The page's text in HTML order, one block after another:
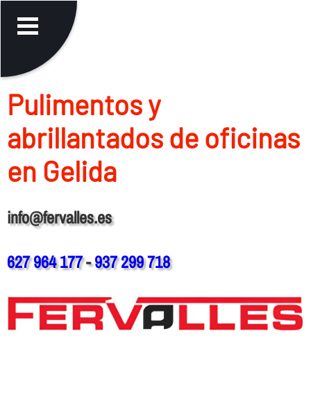
Pulimentos y
abrillantados de oficinas
en Gelida
info@fervalles.es
627 964 177-937 299 718